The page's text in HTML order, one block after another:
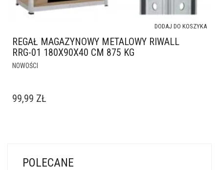
REGAŁ MAGAZYNOWY METALOWY RIWALL
RRG-01 180X90X40 CM 875 KG
NOWOŚCI
DODAJ DO KOSZYKA
99,99 ZŁ
POLECANE